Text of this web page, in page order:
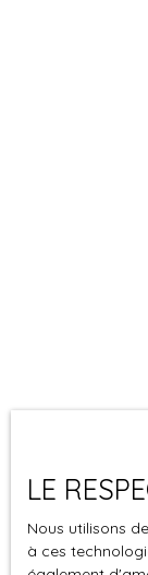
LE
Nous utilisons
à ces